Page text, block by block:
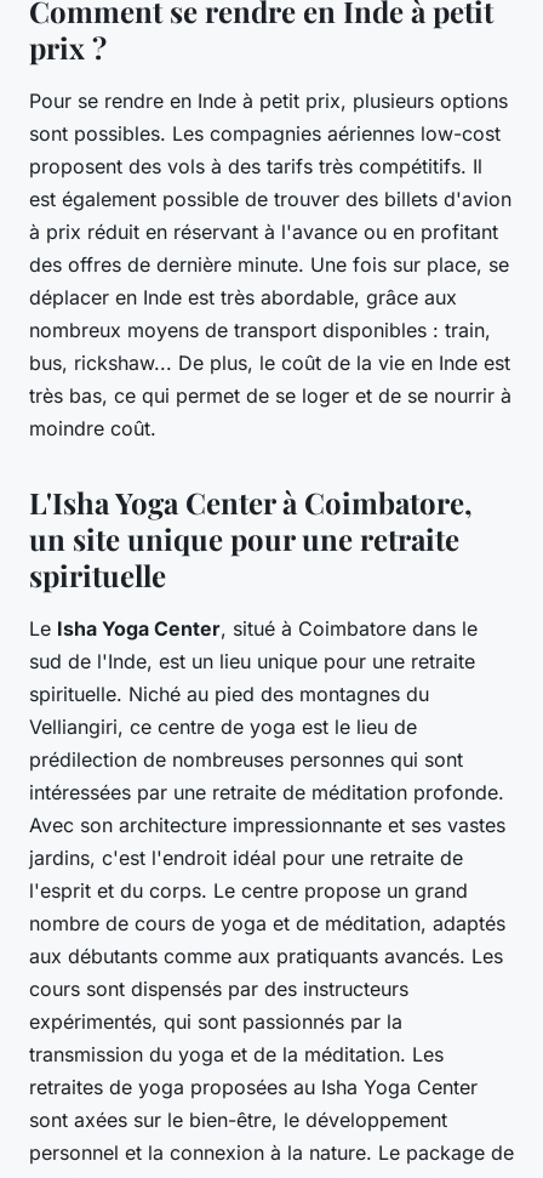
Comment se rendre en Inde à petit
prix ?
Pour se rendre en Inde à petit prix, plusieurs options
sont possibles. Les compagnies aériennes low-cost
proposent des vols à des tarifs très compétitifs. Il
est également possible de trouver des billets d'avion
à prix réduit en réservant à l'avance ou en profitant
des offres de dernière minute. Une fois sur place, se
déplacer en Inde est très abordable, grâce aux
nombreux moyens de transport disponibles : train,
bus, rickshaw... De plus, le coût de la vie en Inde est
très bas, ce qui permet de se loger et de se nourrir à
moindre coût.
L'Isha Yoga Center à Coimbatore,
un site unique pour une retraite
spirituelle
Le Isha Yoga Center, situé à Coimbatore dans le
sud de l'Inde, est un lieu unique pour une retraite
spirituelle. Niché au pied des montagnes du
Velliangiri, ce centre de yoga est le lieu de
prédilection de nombreuses personnes qui sont
intéressées par une retraite de méditation profonde.
Avec son architecture impressionnante et ses vastes
jardins, c'est l'endroit idéal pour une retraite de
l'esprit et du corps. Le centre propose un grand
nombre de cours de yoga et de méditation, adaptés
aux débutants comme aux pratiquants avancés. Les
cours sont dispensés par des instructeurs
expérimentés, qui sont passionnés par la
transmission du yoga et de la méditation. Les
retraites de yoga proposées au Isha Yoga Center
sont axées sur le bien-être, le développement
personnel et la connexion à la nature. Le package de